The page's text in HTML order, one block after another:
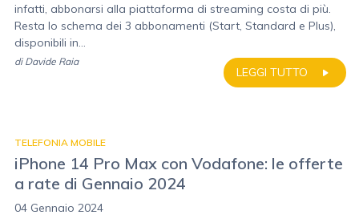
infatti, abbonarsi alla piattaforma di streaming costa di più.
Resta lo schema dei 3 abbonamenti (Start, Standard e Plus),
disponibili in...
LEGGI TUTTO
di Davide Raia
TELEFONIA MOBILE
iPhone 14 Pro Max con Vodafone: le offerte
a rate di Gennaio 2024
04 Gennaio 2024